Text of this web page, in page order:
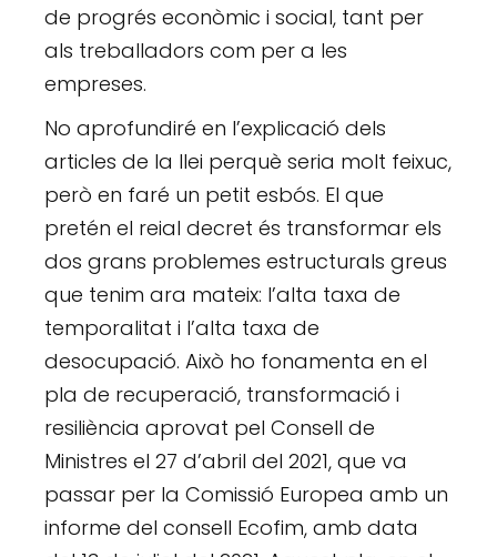
de progrés econòmic i social, tant per
als treballadors com per a les
empreses.
No aprofundiré en l’explicació dels
articles de la llei perquè seria molt feixuc,
però en faré un petit esbós. El que
pretén el reial decret és transformar els
dos grans problemes estructurals greus
que tenim ara mateix: l’alta taxa de
temporalitat i l’alta taxa de
desocupació. Això ho fonamenta en el
pla de recuperació, transformació i
resiliència aprovat pel Consell de
Ministres el 27 d’abril del 2021, que va
passar per la Comissió Europea amb un
informe del consell Ecofim, amb data